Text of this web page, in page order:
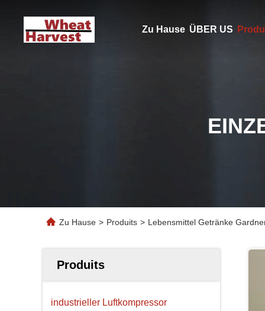
Zu Hause ÜBER US
Zu Hause > Produits > Lebensmittel Getränke
Produits
industrieller Luftkompressor